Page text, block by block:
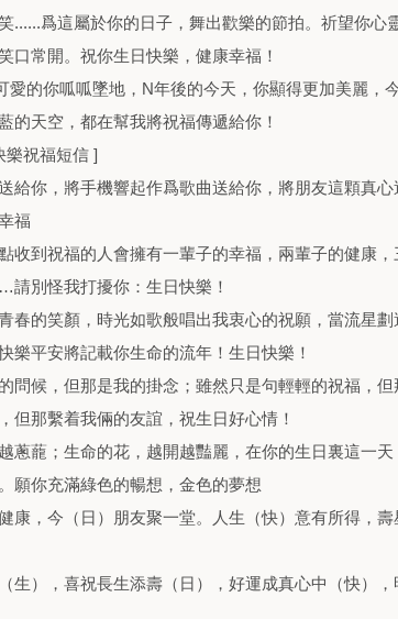
......爲這屬於你的日子，舞出歡樂的節拍。祈望你心
口常開。祝你生日快樂，健康幸福！
愛的你呱呱墜地，N年後的今天，你顯得更加美麗，
的天空，都在幫我將祝福傳遞給你！
樂祝福短信 ]
給你，將手機響起作爲歌曲送給你，將朋友這顆真
福
收到祝福的人會擁有一輩子的幸福，兩輩子的健康，
別怪我打擾你：生日快樂！
春的笑顏，時光如歌般唱出我衷心的祝願，當流星
樂平安將記載你生命的流年！生日快樂！
問候，但那是我的掛念；雖然只是句輕輕的祝福，但
但那繫着我倆的友誼，祝生日好心情！
蔥蘢；生命的花，越開越豔麗，在你的生日裏這一
願你充滿綠色的暢想，金色的夢想
康，今（日）朋友聚一堂。人生（快）意有所得，
生），喜祝長生添壽（日），好運成真心中（快），